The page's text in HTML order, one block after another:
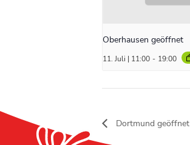
Oberhausen geöffnet
11. Juli | 11:00 - 19:00
Dortmund geöffnet